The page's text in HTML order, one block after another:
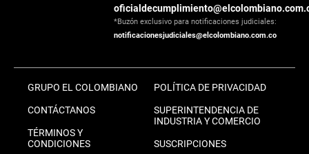
*Buzón exclusivo para notificaciones judiciales:
notificacionesjudiciales@elcolombiano.com.co
GRUPO EL COLOMBIANO
CONTÁCTANOS
TÉRMINOS Y
CONDICIONES
POLÍTICA DE PRIVACIDAD
SUPERINTENDENCIA DE
INDUSTRIA Y COMERCIO
SUSCRIPCIONES